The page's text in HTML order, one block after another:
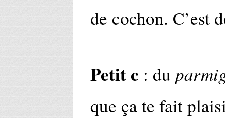
de cochon. C’est
Petit c : du
que ça te fait